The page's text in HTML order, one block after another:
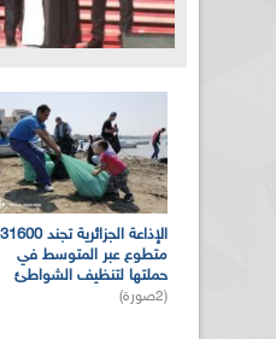
العربي للإذاعة
المزيد من الصور
الإذاعة الجزائرية تجند 31600
متطوع عبر المتوسط في
حملتها لتنظيف الشواطئ
(2صورة)
الصفحات